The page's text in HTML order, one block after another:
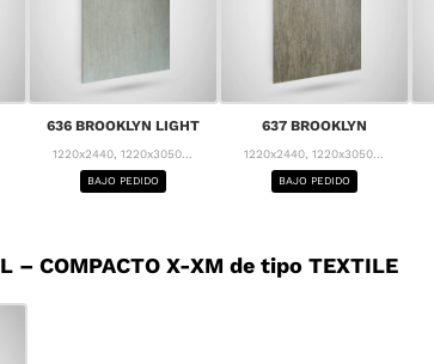
636 BROOKLYN LIGHT
1220x2440, 1220x3050...
BAJO PEDIDO
637 BROOKLYN
1220x2440, 1220x3050...
BAJO PEDIDO
– COMPACTO X-XM de tipo TEXTILE